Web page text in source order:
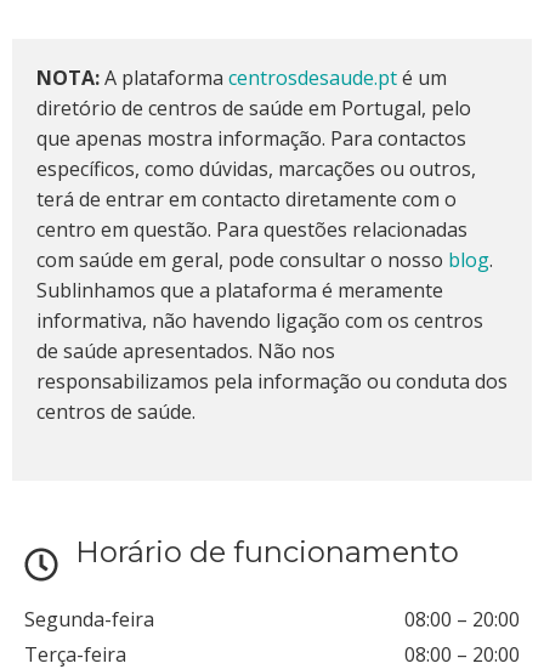
Horário de funcionamento
Segunda-feira 08:00 – 20:00
Terça-feira
08:00 – 20:00
NOTA:A plataforma centrosdesaude.pté um
diretório de centros de saúde em Portugal, pelo
que apenas mostra informação. Para contactos
específicos, como dúvidas, marcações ou outros,
terá de entrar em contacto diretamente com o
centro em questão. Para questões relacionadas
com saúde em geral, pode consultar o nosso blog.
Sublinhamos que a plataforma é meramente
informativa, não havendo ligação com os centros
de saúde apresentados. Não nos
responsabilizamos pela informação ou conduta dos
centros de saúde.